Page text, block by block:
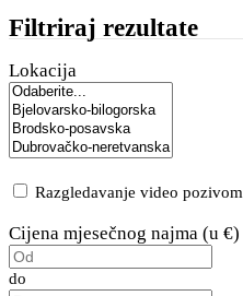
Filtriraj rezultate
Lokacija
Razgledavanje video pozivom
Cijena mjesečnog najma (u €)
do